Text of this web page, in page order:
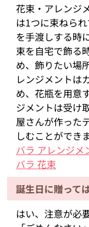
花束・アレンジ
は1つに束ねら
を手渡しする時
束を自宅で飾る
め、飾りたい場
レンジメントは
め、花瓶を用意
ジメントは受け
屋さんが作った
しむことができま
バラ アレンジメ
バラ 花束
誕生日に贈って
はい、注意が必